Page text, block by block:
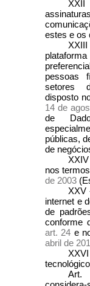
estes e os
pessoas
setores
disposto
14 de
de
públicas,
de
nos
de 2003
XXV
internet e
de
conforme
art. 24 e
abril de
Art.